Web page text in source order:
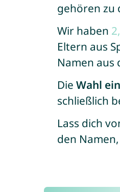
gehören zu
Wir haben
Eltern aus
Namen aus
Die Wahl
schließlich
Lass dich
den